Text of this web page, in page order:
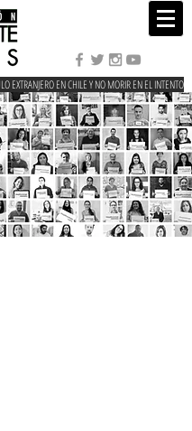
EXTRANJERO EN CHILE Y NO MORIR EN EL INTENTO